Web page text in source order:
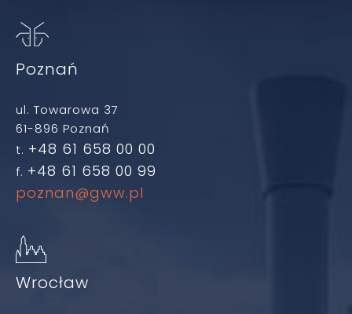
Poznań
ul. Towarowa 37
61-896 Poznań
t. +48 61 658 00 00
f. +48 61 658 00 99
poznan@gww.pl
Wrocław